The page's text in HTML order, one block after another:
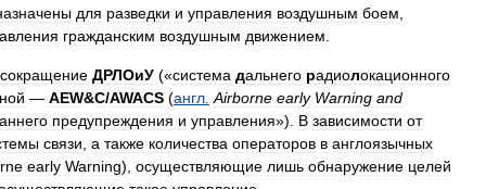
для разведки и управления воздушным боем
гражданским воздушным движением
сокращение ДРЛОиУ («система дальнего радиолокационного
— AEW&C/AWACS (англ Airborne early Warning and
предупреждения и управления»). В зависимости от
связи а также количества операторов в англоязычных
early Warning), осуществляющие лишь обнаружение целей